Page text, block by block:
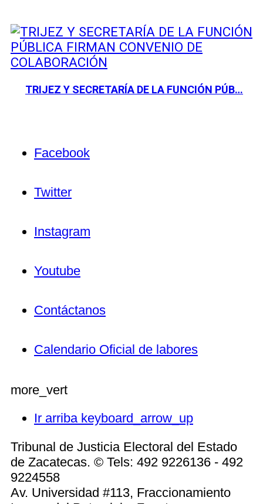
TRIJEZ Y SECRETARÍA DE LA FUNCIÓN PÚB…
Facebook
Twitter
Instagram
Youtube
Contáctanos
Calendario Oficial de labores
more_vert
Ir arriba keyboard_arrow_up
Tribunal de Justicia Electoral del Estado
de Zacatecas. © Tels: 492 9226136 - 492
9224558
Av. Universidad #113, Fraccionamiento